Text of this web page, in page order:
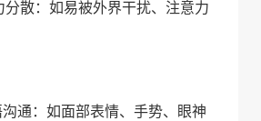
分散：如易被外界干扰、注意力
沟通：如面部表情、手势、眼神